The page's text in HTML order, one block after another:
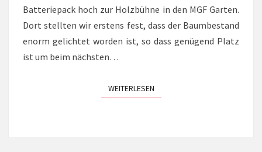
Batteriepack hoch zur Holzbühne in den MGF Garten.
Dort stellten wir erstens fest, dass der Baumbestand
enorm gelichtet worden ist, so dass genügend Platz
ist um beim nächsten…
WEITERLESENWEITERLESEN